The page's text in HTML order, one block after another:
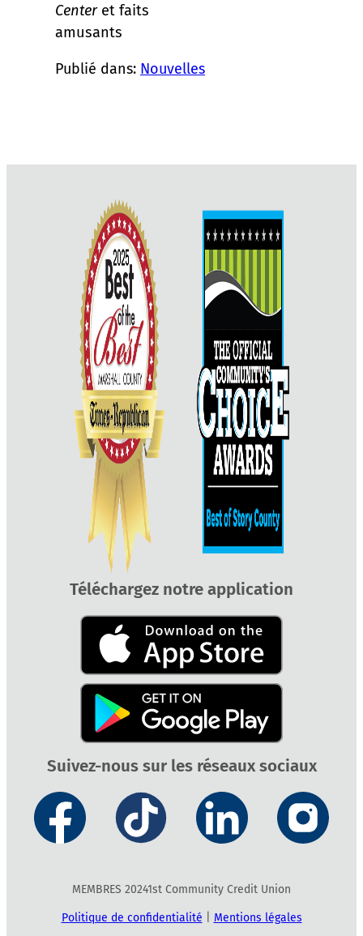
Centeret faits
amusants
Publié dans: Nouvelles
Téléchargez notre application
Suivez-nous sur les réseaux sociaux
MEMBRES 20241st Community Credit Union
Politique de confidentialité
Mentions légales